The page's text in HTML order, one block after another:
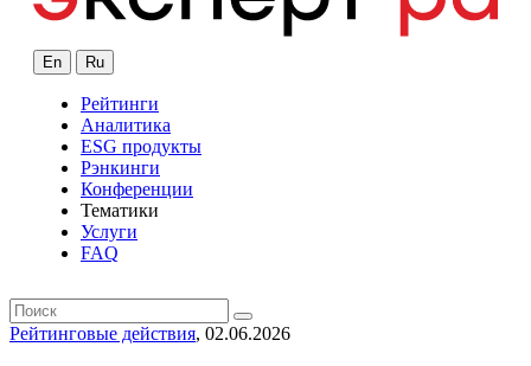
En Ru
Рейтинги
Аналитика
ESG продукты
Рэнкинги
Конференции
Тематики
Услуги
FAQ
Рейтинговые действия, 02.06.2026